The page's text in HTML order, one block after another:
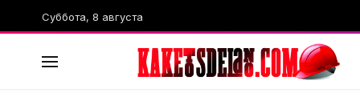
Суббота, 8 августа